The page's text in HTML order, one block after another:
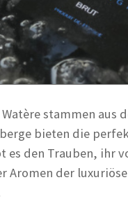
stammen
bieten die
es den Trauben, ihr
Aromen der